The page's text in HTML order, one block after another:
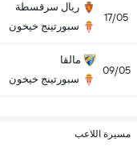
17/05
ريال سرقسطة
سبورتينج خيخون
09/05
مالقا
سبورتينج خيخون
مسيرة اللاعب